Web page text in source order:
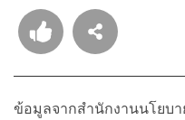
ข้อมูลจากสำนักงานนโยบ